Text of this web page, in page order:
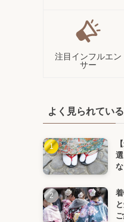
注目インフルエン
サー
よく見られてい